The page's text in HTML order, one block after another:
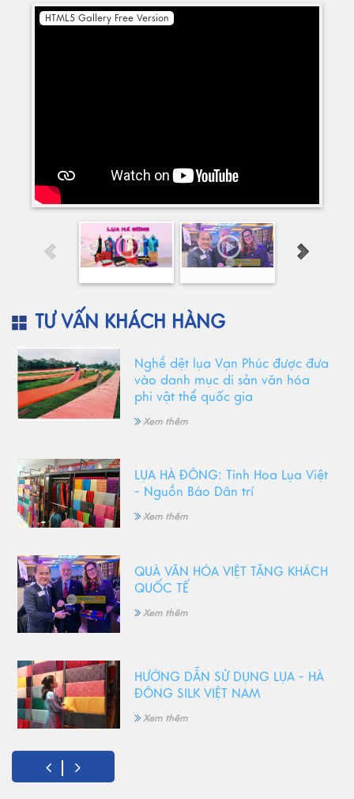
HTML5 Gallery Free Version
TƯ VẤN KHÁCH HÀNG
Nghề dệt lụa Vạn Phúc được đưa
vào danh mục di sản văn hóa
phi vật thể quốc gia
Xem thêm
LỤA HÀ ĐÔNG: Tinh Hoa Lụa Việt
- Nguồn Báo Dân trí
Xem thêm
QUÀ VĂN HÓA VIỆT TẶNG KHÁCH
QUỐC TẾ
Xem thêm
HƯỚNG DẪN SỬ DỤNG LỤA - HÀ
ĐÔNG SILK VIỆT NAM
Xem thêm